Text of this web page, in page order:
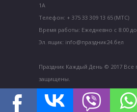
1А
Телефон: + 375 33 309 13 65 (МТС)
Время работы: Ежедневно с 8:00 до
Эл. ящик: info@праздник24.бел
Праздник Каждый День © 2017 Все
защищены.